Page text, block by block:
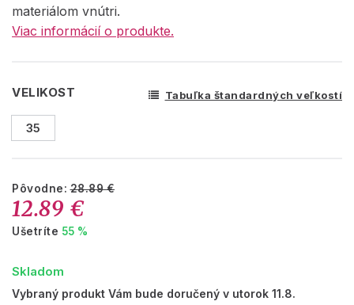
materiálom vnútri.
Viac informácií o produkte.
VELIKOST Tabuľka štandardných veľkostí
35
Pôvodne:28.89 €
12.89 €
Ušetríte 55 %
Skladom
Vybraný produkt Vám bude doručený v utorok 11.8.